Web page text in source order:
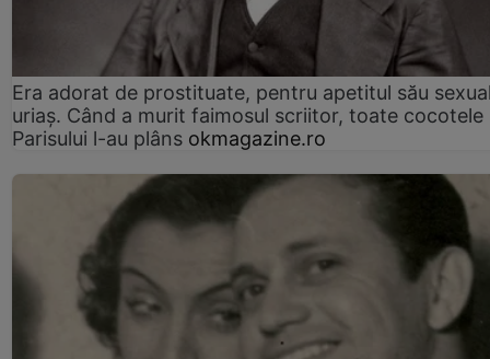
Era adorat de prostituate, pentru apetitul său
uriaș. Când a murit faimosul scriitor, toate cocotele
Parisului l-au plâns okmagazine.ro